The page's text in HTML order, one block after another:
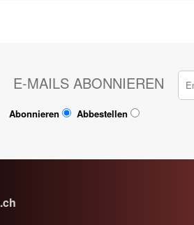
E-MAILS ABONNIEREN
Abonnieren Abbestellen